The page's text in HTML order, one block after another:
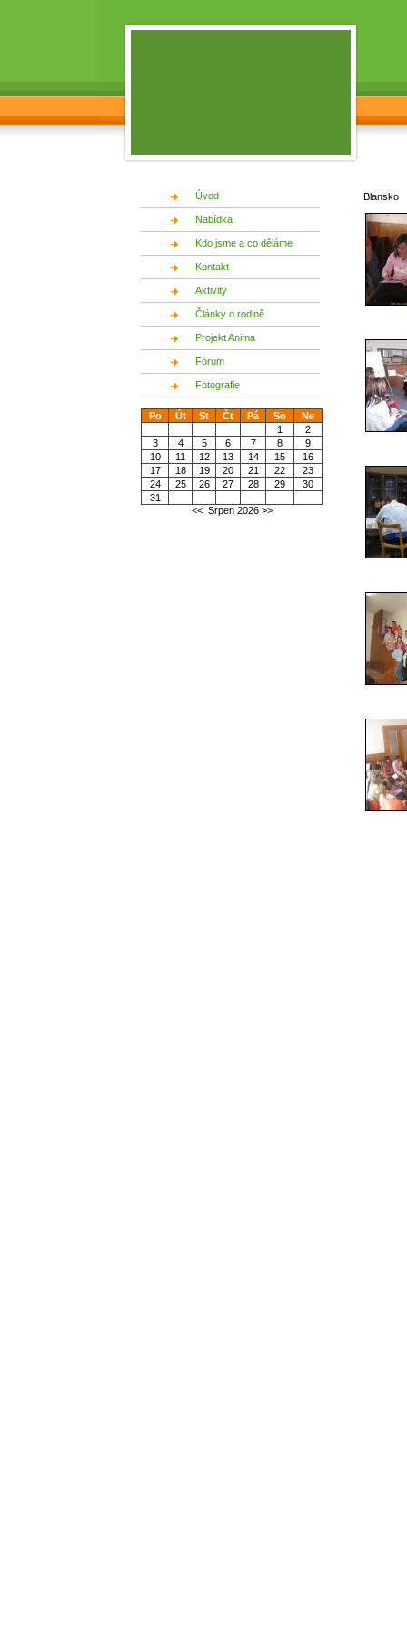
Úvod
Nabídka
Kdo jsme a co děláme
Kontakt
Aktivity
Články o rodině
Projekt Anima
Fórum
Fotografie
Po Út St Čt Pá So
Ne
1
2
3
4 5 6 7 8
9
10
11 12 13 14 15
16
17
18 19 20 21 22
23
24
25 26 27 28 29
30
31
<<Srpen 2026>>
Blansko